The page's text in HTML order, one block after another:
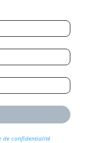
de confidentialitépour